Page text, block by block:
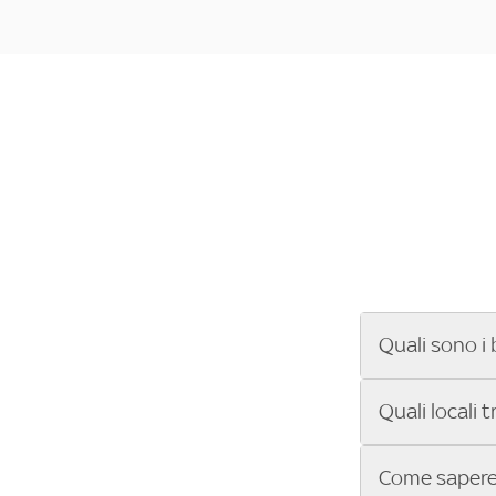
Quali sono i
Se cerchi un
ENILIVE, la
Sky Bar ti
Quali locali
Vuoi sapere
Come